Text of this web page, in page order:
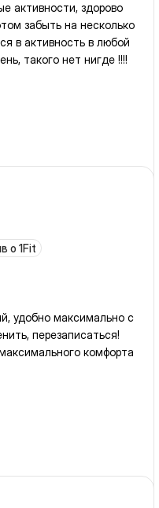
активности, здорово
забыть на несколько
в активность в любой
такого нет нигде !!!!
о 1Fit
удобно максимально с
перезаписаться!
комфорта